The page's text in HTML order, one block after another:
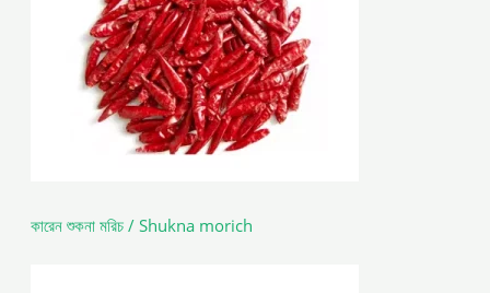
কারেন শুকনা মরিচ / Shukna morich